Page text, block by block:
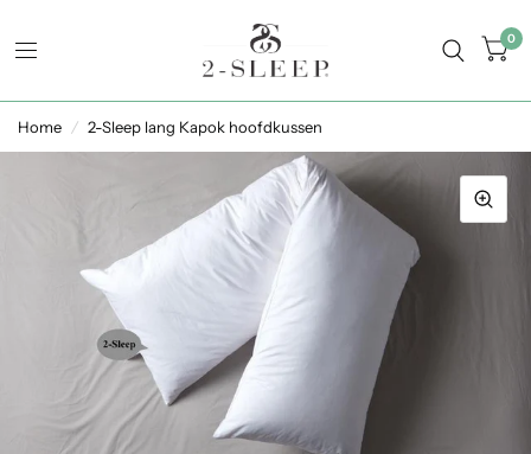
0
Home / 2-Sleep lang Kapok hoofdkussen